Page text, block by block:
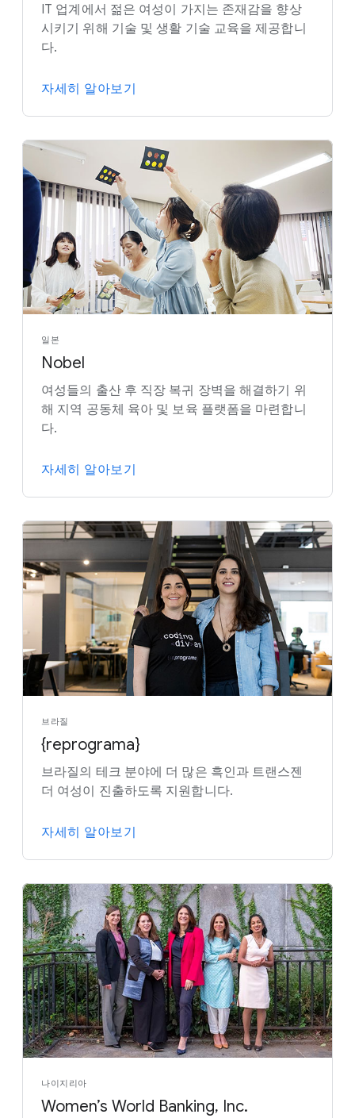
IT 업계에서 젊은 여성이 가지는 존재감을 향상
시키기 위해 기술 및 생활 기술 교육을 제공합니
다.
자세히 알아보기
일본
Nobel
여성들의 출산 후 직장 복귀 장벽을 해결하기 위
해 지역 공동체 육아 및 보육 플랫폼을 마련합니
다.
자세히 알아보기
브라질
{reprograma}
브라질의 테크 분야에 더 많은 흑인과 트랜스젠
더 여성이 진출하도록 지원합니다.
자세히 알아보기
나이지리아
Women’s World Banking, Inc.